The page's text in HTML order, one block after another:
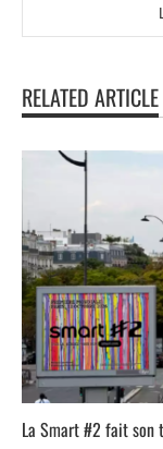
RELATED ARTICLE
La Smart #2 fait son